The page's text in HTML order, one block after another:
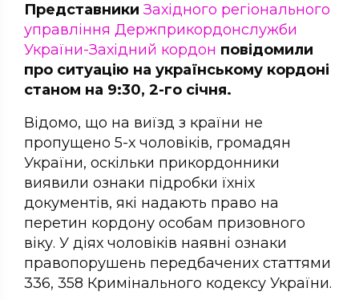
Представники Західного регіонального
управління Держприкордонслужби
України-Західний кордон повідомили
про ситуацію на українському кордоні
станом на 9:30, 2-го січня.
Відомо, що на виїзд з країни не
пропущено 5-х чоловіків, громадян
України, оскільки прикордонники
виявили ознаки підробки їхніх
документів, які надають право на
перетин кордону особам призовного
віку. У діях чоловіків наявні ознаки
правопорушень передбачених статтями
336, 358 Кримінального кодексу України.